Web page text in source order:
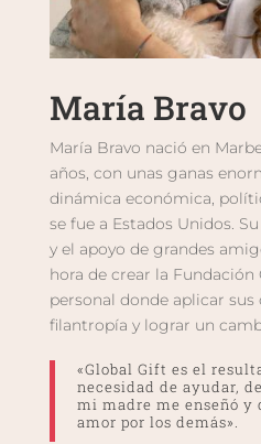
María Bravo
María Bravo nació en
años, con unas ganas
dinámica económica,
se fue a Estados Unidos.
y el apoyo de grandes
hora de crear la
personal donde aplicar
filantropía y lograr un
«Global Gift es el
necesidad de ayudar,
mi madre me enseñó y
amor por los demás».